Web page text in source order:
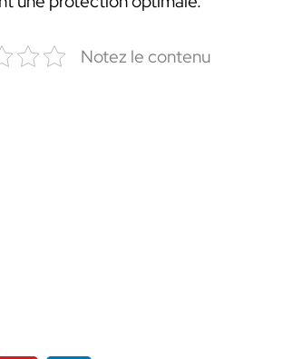
Notez le contenu